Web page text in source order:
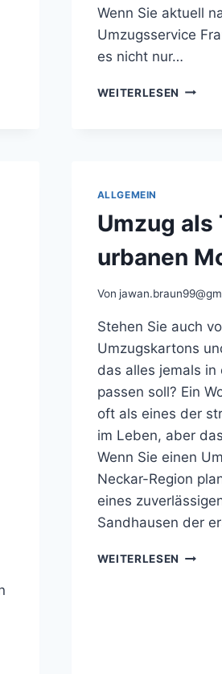
Wenn Sie aktuell
Umzugsservice
es nicht nur…
WEITERLESEN UMZUG
ALLGEMEIN
Umzug als
urbanen
Von
Stehen Sie auch
Umzugskartons
das alles jemals in
passen soll? Ein
oft als eines der
im Leben, aber
Wenn Sie einen
Neckar-Region
eines
Sandhausen der
WEITERLESEN UMZUG